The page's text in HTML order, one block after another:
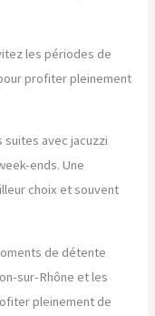
les périodes de
profiter pleinement
suites avec jacuzzi
ends. Une
choix et souvent
de détente
sur-Rhône et les
pleinement de